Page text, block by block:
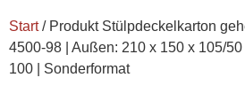
Start/ Produkt Stülpdeckelkarton
4500-98 | Außen: 210 x 150 x 105/
100 | Sonderformat